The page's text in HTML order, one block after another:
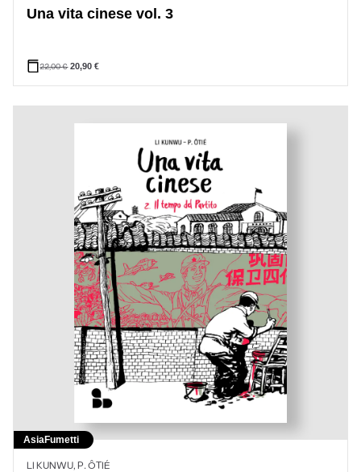
Una vita cinese vol. 3
22,00€ 20,90€
AsiaFumetti
LI KUNWU, P. ÔTIÉ